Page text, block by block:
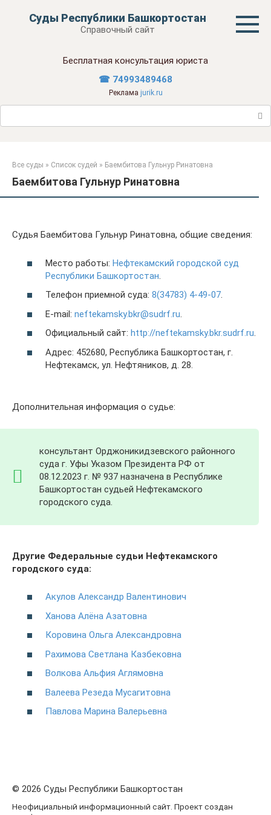
Суды Республики Башкортостан
Справочный сайт
Бесплатная консультация юриста
☎ 74993489468
Реклама jurik.ru
Поиск:
Все суды » Список судей » Баембитова Гульнур Ринатовна
Баембитова Гульнур Ринатовна
Судья Баембитова Гульнур Ринатовна, общие сведения:
Место работы: Нефтекамский городской суд
Республики Башкортостан
Телефон приемной суда: 8(34783) 4-49-07.
E-mail: neftekamsky.bkr@sudrf.ru
Официальный сайт: http://neftekamsky.bkr.sudrf.ru.
Адрес: 452680, Республика Башкортостан, г.
Нефтекамск, ул. Нефтяников, д. 28.
Дополнительная информация о судье:
консультант Орджоникидзевского районного
суда г. Уфы Указом Президента РФ от
08.12.2023 г. № 937 назначена в Республике
Башкортостан судьей Нефтекамского
городского суда.
Другие Федеральные судьи Нефтекамского
городского суда:
Акулов Александр Валентинович
Ханова Алёна Азатовна
Коровина Ольга Александровна
Рахимова Светлана Казбековна
Волкова Альфия Аглямовна
Валеева Резеда Мусагитовна
Павлова Марина Валерьевна
© 2026 Суды Республики Башкортостан
Неофициальный информационный сайт. Проект создан